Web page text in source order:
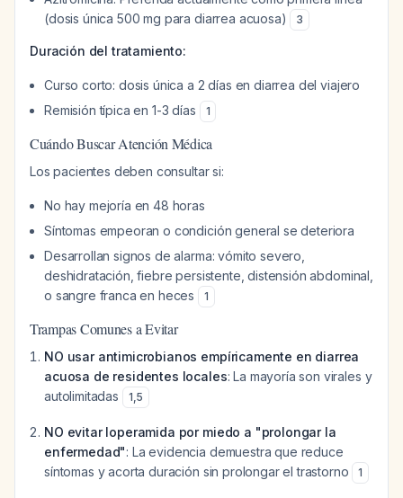
(dosis única 500 mg para diarrea acuosa)
3
Duración del tratamiento:
Curso corto: dosis única a 2 días en diarrea del viajero
Remisión típica en 1-3 días
1
Cuándo Buscar Atención Médica
Los pacientes deben consultar si:
No hay mejoría en 48 horas
Síntomas empeoran o condición general se deteriora
Desarrollan signos de alarma: vómito severo,
deshidratación, fiebre persistente, distensión abdominal,
o sangre franca en heces
1
Trampas Comunes a Evitar
NO usar antimicrobianos empíricamente en diarrea
acuosa de residentes locales: La mayoría son virales y
autolimitadas
1,5
NO evitar loperamida por miedo a "prolongar la
enfermedad": La evidencia demuestra que reduce
síntomas y acorta duración sin prolongar el trastorno
1